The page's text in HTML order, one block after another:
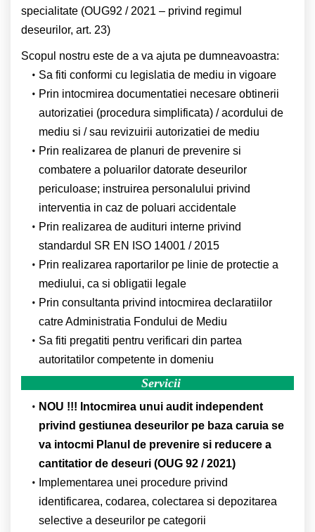
specialitate (OUG92 / 2021 – privind regimul
deseurilor, art. 23)
Scopul nostru este de a va ajuta pe dumneavoastra:
Sa fiti conformi cu legislatia de mediu in vigoare
Prin intocmirea documentatiei necesare obtinerii
autorizatiei (procedura simplificata) / acordului de
mediu si / sau revizuirii autorizatiei de mediu
Prin realizarea de planuri de prevenire si
combatere a poluarilor datorate deseurilor
periculoase; instruirea personalului privind
interventia in caz de poluari accidentale
Prin realizarea de audituri interne privind
standardul SR EN ISO 14001 / 2015
Prin realizarea raportarilor pe linie de protectie a
mediului, ca si obligatii legale
Prin consultanta privind intocmirea declaratiilor
catre Administratia Fondului de Mediu
Sa fiti pregatiti pentru verificari din partea
autoritatilor competente in domeniu
Servicii
NOU !!! Intocmirea unui audit independent
privind gestiunea deseurilor pe baza caruia se
va intocmi Planul de prevenire si reducere a
cantitatior de deseuri (OUG 92 / 2021)
Implementarea unei procedure privind
identificarea, codarea, colectarea si depozitarea
selective a deseurilor pe categorii